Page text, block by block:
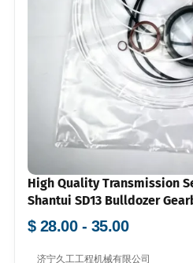
High Quality Transmission
Shantui SD13 Bulldozer
$ 28.00 - 35.00
济宁久工工程机械有限公司